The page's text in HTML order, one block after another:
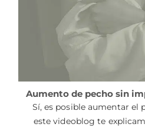
Aumento de pecho sin
Sí, es posible aumentar el
este videoblog te